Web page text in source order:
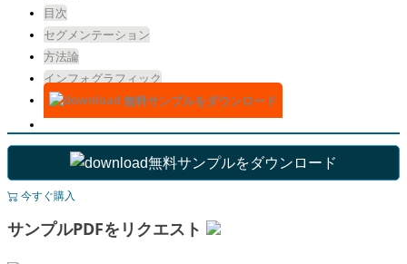
目次
セグメンテーション
方法論
インフォグラフィック
無料サンプルをダウンロード
無料サンプルをダウンロード
今すぐ購入
サンプルPDFをリクエスト